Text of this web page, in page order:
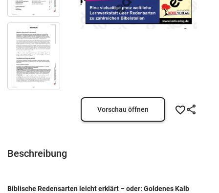
Vorschau öffnen
Beschreibung
Biblische Redensarten leicht erklärt – oder: Goldenes Kalb